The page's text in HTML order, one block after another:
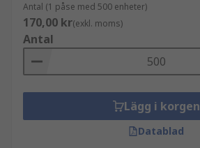
Antal (1 påse med 500 enheter)
170,00 kr(exkl. moms)
Antal
Lägg i korgen
Datablad